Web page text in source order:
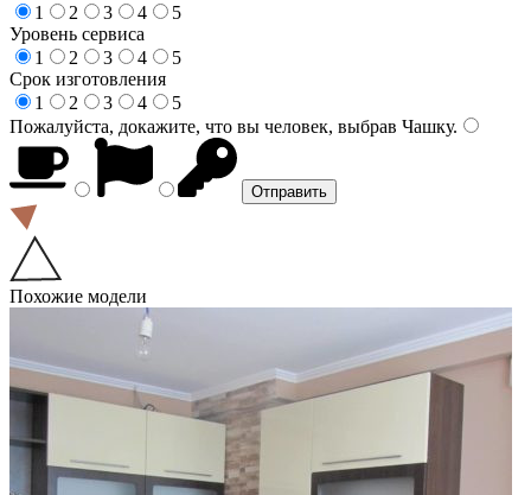
1
2 3 4
5
Уровень сервиса
1
2 3 4
5
Срок изготовления
1
2 3 4
5
Пожалуйста, докажите, что вы человек, выбрав Чашку.
Похожие модели